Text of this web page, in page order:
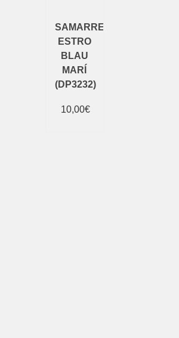
SAMARRETA
ESTRO
BLAU
MARÍ
(DP3232)
10,00€